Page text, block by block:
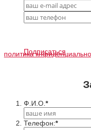
политикаПодписаться
Ф.И.О. *
Телефон:*